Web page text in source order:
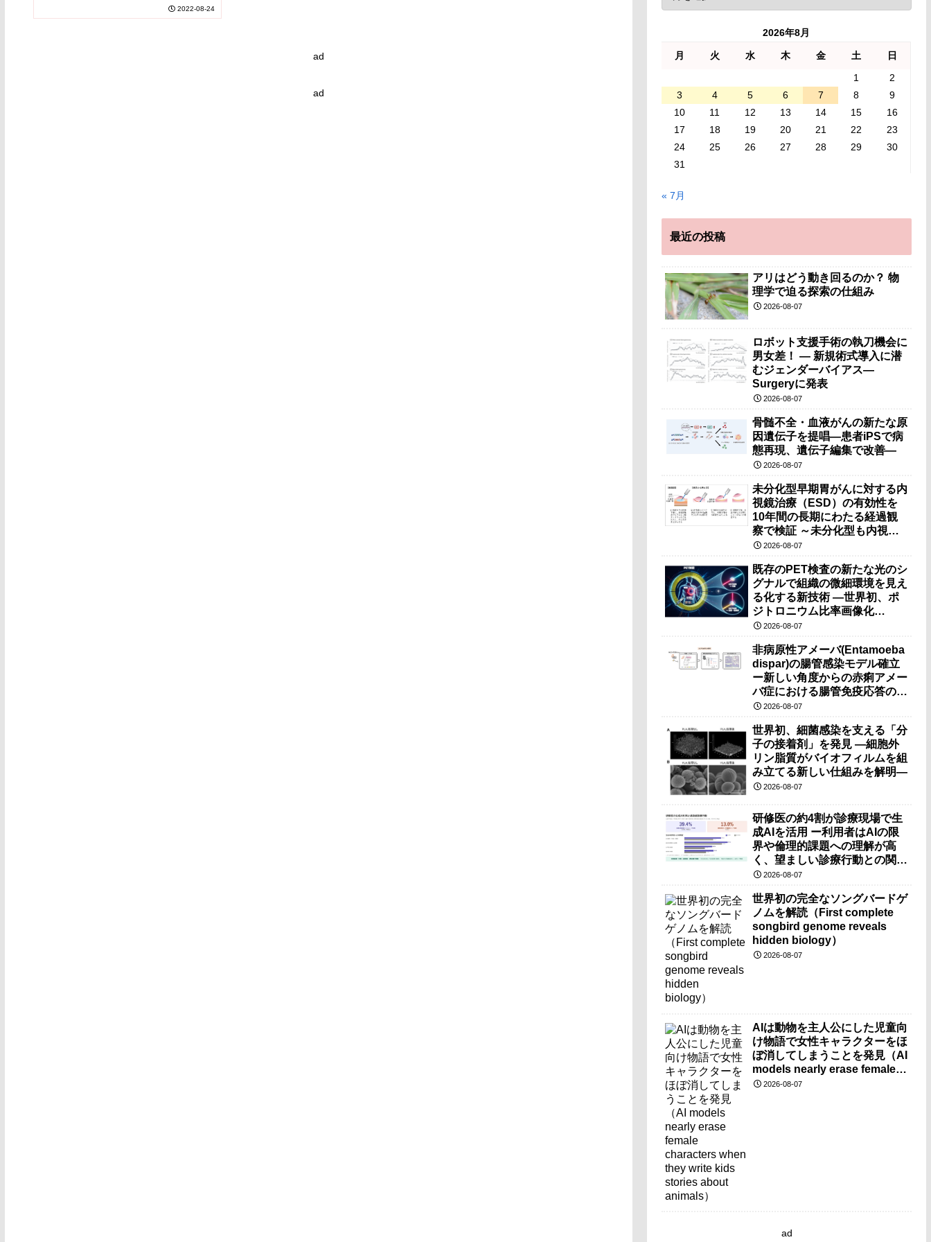
団を対象とした検査戦略として
2022-08-24
ad
ad
2026年8月
月 火 水 木 金 土
日
1
2
3
4 5 6 7 8
9
10
11 12 13 14 15
16
17
18 19 20 21 22
23
24
25 26 27 28 29
30
31
« 7月
最近の投稿
アリはどう動き回るのか？ 物
理学で迫る探索の仕組み
2026-08-07
ロボット支援手術の執刀機会に
男女差！ — 新規術式導入に潜
むジェンダーバイアス—
Surgeryに発表
2026-08-07
骨髄不全・血液がんの新たな原
因遺伝子を提唱―患者iPSで病
態再現、遺伝子編集で改善―
2026-08-07
未分化型早期胃がんに対する内
視鏡治療（ESD）の有効性を
10年間の長期にわたる経過観
察で検証 ～未分化型も内視鏡
治療で胃の温存が可能～
2026-08-07
既存のPET検査の新たな光のシ
グナルで組織の微細環境を見え
る化する新技術 ―世界初、ポ
ジトロニウム比率画像化
（PRI）の原理検証に成功―
2026-08-07
非病原性アメーバ(Entamoeba
dispar)の腸管感染モデル確立
ー新しい角度からの赤痢アメー
バ症における腸管免疫応答の理
解に期待ー
2026-08-07
世界初、細菌感染を支える「分
子の接着剤」を発見 ―細胞外
リン脂質がバイオフィルムを組
み立てる新しい仕組みを解明―
2026-08-07
研修医の約4割が診療現場で生
成AIを活用 ー利用者はAIの限
界や倫理的課題への理解が高
く、望ましい診療行動との関連
も確認ー
2026-08-07
世界初の完全なソングバードゲ
ノムを解読（First complete
songbird genome reveals
hidden biology）
2026-08-07
AIは動物を主人公にした児童向
け物語で女性キャラクターをほ
ぼ消してしまうことを発見（AI
models nearly erase female
characters when they write
2026-08-07
ad